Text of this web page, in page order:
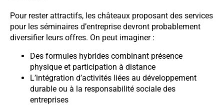
Pour rester attractifs, les châteaux proposant des services
pour les séminaires d’entreprise devront probablement
diversifier leurs offres. On peut imaginer :
Des formules hybrides combinant présence
physique et participation à distance
L’intégration d’activités liées au développement
durable ou à la responsabilité sociale des
entreprises